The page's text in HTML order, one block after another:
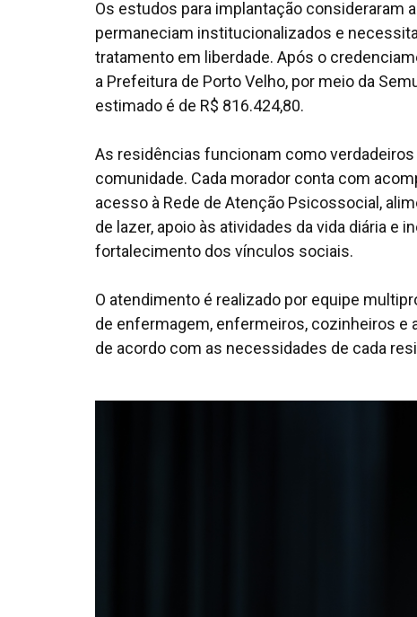
Os estudos para implantação consideraram
permaneciam institucionalizados e
tratamento em liberdade. Após o
a Prefeitura de Porto Velho, por meio da
estimado é de R$ 816.424,80.
As residências funcionam como
comunidade. Cada morador conta com
acesso à Rede de Atenção Psicossocial,
de lazer, apoio às atividades da vida diária e
fortalecimento dos vínculos sociais.
O atendimento é realizado por equipe
de enfermagem, enfermeiros, cozinheiros e
de acordo com as necessidades de cada